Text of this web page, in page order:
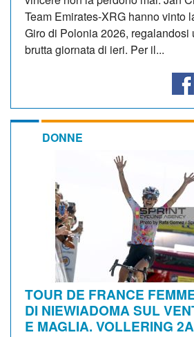
Team Emirates-XRG hanno vinto
Giro di Polonia 2026, regalandosi
brutta giornata di ieri. Per il...
DONNE
TOUR DE FRANCE
DI NIEWIADOMA SUL
E MAGLIA. VOLLERING